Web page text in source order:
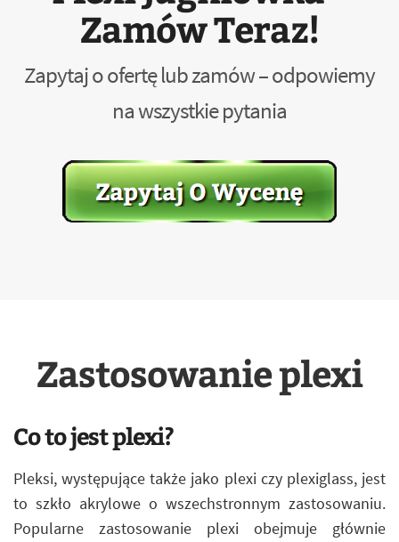
Zamów Teraz!
Zapytaj o ofertę lub zamów – odpowiemy
na wszystkie pytania
Zastosowanie plexi
Co to jest plexi?
Pleksi, występujące także jako plexi czy plexiglass, jest
to szkło akrylowe o wszechstronnym zastosowaniu.
Popularne zastosowanie plexi obejmuje głównie